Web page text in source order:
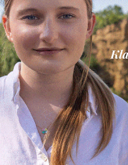
Articolo precedente
Cade all’alba da una finestra del
secondo piano, 44enne in codice rosso
a Careggi
Ultime Notizie